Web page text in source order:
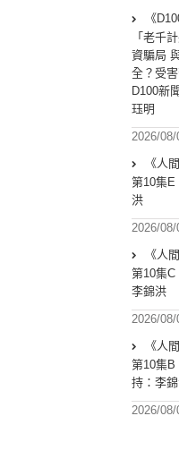
《
「老千
資騙局
全？受
D100新
珏明
2026/08/
《人
第10集E
洪
2026/08/
《人
第10集C
李錦洪
2026/08/
《人
第10集B
持：李
2026/08/